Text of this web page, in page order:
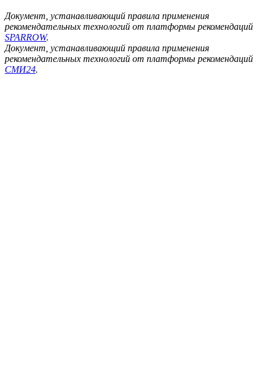
Документ, устанавливающий правила применения
рекомендательных технологий от платформы рекомендаций
SPARROW.
Документ, устанавливающий правила применения
рекомендательных технологий от платформы рекомендаций
СМИ24.